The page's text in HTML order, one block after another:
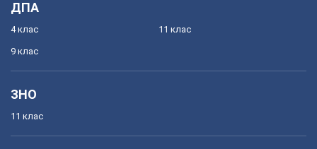
ДПА
4 клас
9 клас
11 клас
ЗНО
11 клас